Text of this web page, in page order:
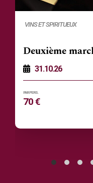
VINS ET SPIRITUEUX
Deuxième
31.10.26
70 €